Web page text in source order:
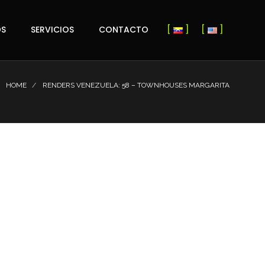
SERVICIOS CONTACTO
HOME RENDERS VENEZUELA: 58 – TOWNHOUSES MARGARITA